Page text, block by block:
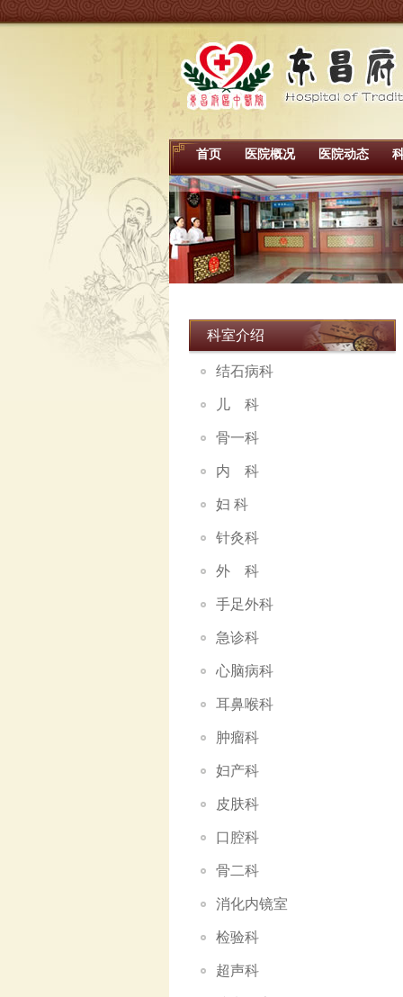
首页 医院概况 医院动态
科室介绍
结石病科
儿 科
骨一科
内 科
妇 科
针灸科
外 科
手足外科
急诊科
心脑病科
耳鼻喉科
肿瘤科
妇产科
皮肤科
口腔科
骨二科
消化内镜室
检验科
超声科